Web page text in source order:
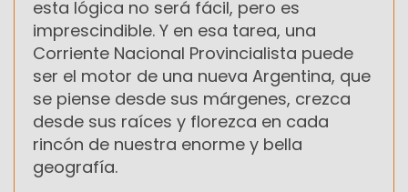
esta lógica no será fácil, pero es
imprescindible. Y en esa tarea, una
Corriente Nacional Provincialista puede
ser el motor de una nueva Argentina, que
se piense desde sus márgenes, crezca
desde sus raíces y florezca en cada
rincón de nuestra enorme y bella
geografía.